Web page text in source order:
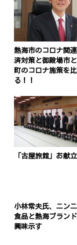
熱海市のコロナ関
済対策と御殿場市
町のコロナ施策を
る！！
「古屋旅館」お献立
小林常夫氏、ニン
食品と熱海ブラン
興味示す